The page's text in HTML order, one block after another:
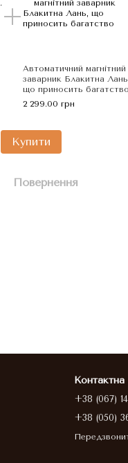
Автоматичний магнітний
заварник Блакитна
що приносить багатство
2 299.00 грн
Купити
Повернення
+38 (067)
+38 (050)